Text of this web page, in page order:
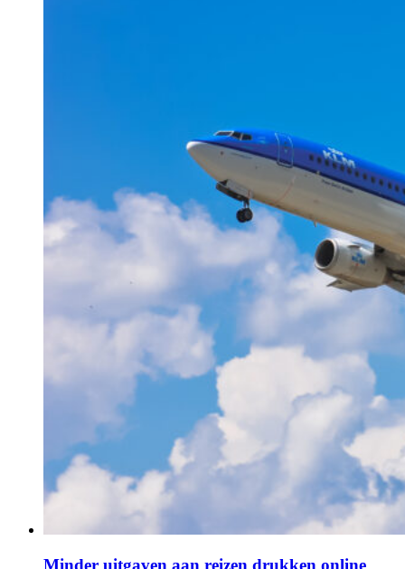
Minder uitgaven aan reizen drukken online